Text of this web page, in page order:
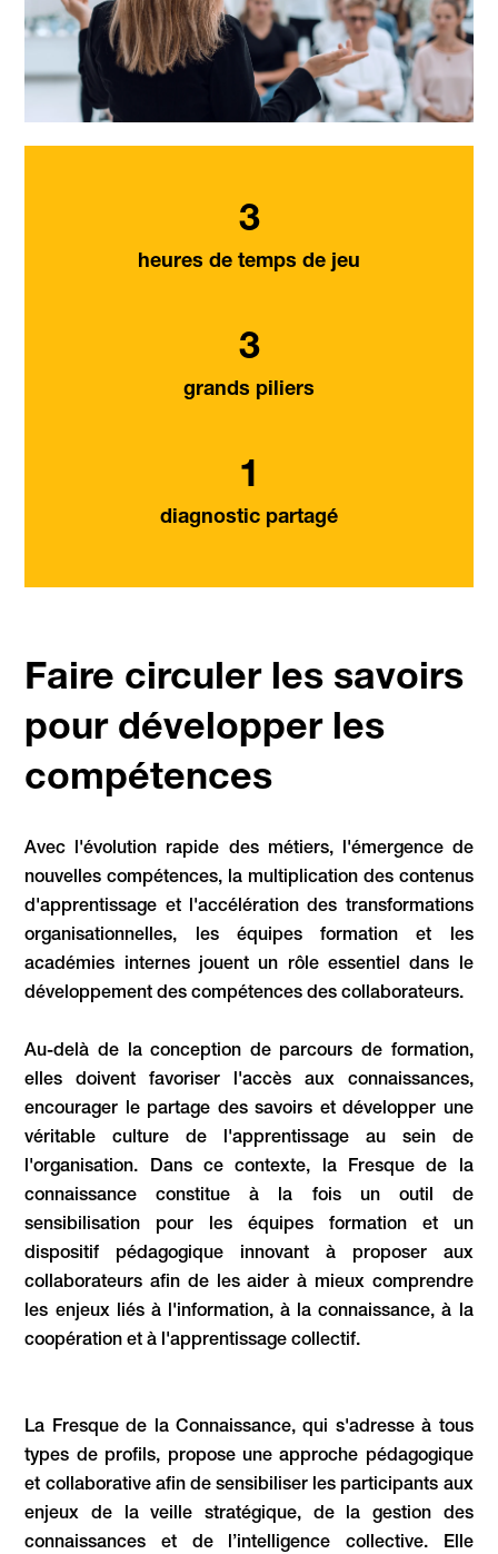
3
heures de temps de jeu
3
grands piliers
1
diagnostic partagé
Faire circuler les savoirs
pour développer les
compétences
Avec l'évolution rapide des métiers, l'émergence de
nouvelles compétences, la multiplication des contenus
d'apprentissage et l'accélération des transformations
organisationnelles, les équipes formation et les
académies internes jouent un rôle essentiel dans le
développement des compétences des collaborateurs.
Au-delà de la conception de parcours de formation,
elles doivent favoriser l'accès aux connaissances,
encourager le partage des savoirs et développer une
véritable culture de l'apprentissage au sein de
l'organisation. Dans ce contexte, la Fresque de la
connaissance constitue à la fois un outil de
sensibilisation pour les équipes formation et un
dispositif pédagogique innovant à proposer aux
collaborateurs afin de les aider à mieux comprendre
les enjeux liés à l'information, à la connaissance, à la
coopération et à l'apprentissage collectif.
La Fresque de la Connaissance, qui s'adresse à tous
types de profils, propose une approche pédagogique
et collaborative afin de sensibiliser les participants aux
enjeux de la veille stratégique, de la gestion des
connaissances et de l’intelligence collective. Elle